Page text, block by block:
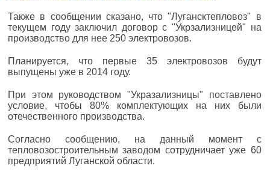
Также в сообщении сказано, что "Лугансктепловоз" в
текущем году заключил договор с "Укрзализницей" на
производство для нее 250 электровозов.
Планируется, что первые 35 электровозов будут
выпущены уже в 2014 году.
При этом руководством "Укразализницы" поставлено
условие, чтобы 80% комплектующих на них были
отечественного производства.
Согласно сообщению, на данный момент с
тепловозостроительным заводом сотрудничает уже 60
предприятий Луганской области.